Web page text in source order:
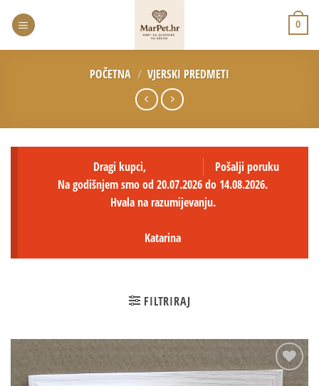
0
POČETNA / VJERSKI PREDMETI
Pošalji poruku
Dragi kupci,
Na godišnjem smo od 20.07.2026 do 14.08.2026.
Hvala na razumijevanju.
Katarina
FILTRIRAJ